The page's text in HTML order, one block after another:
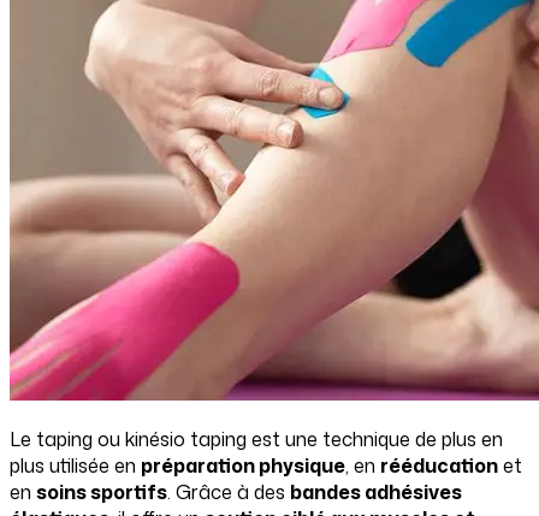
Le taping ou kinésio taping est une technique de plus en
plus utilisée en préparation physique, en rééducationet
en soins sportifs. Grâce à des bandes adhésives